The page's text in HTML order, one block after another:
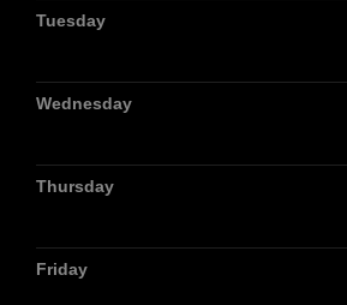
Tuesday
Wednesday
Thursday
Friday